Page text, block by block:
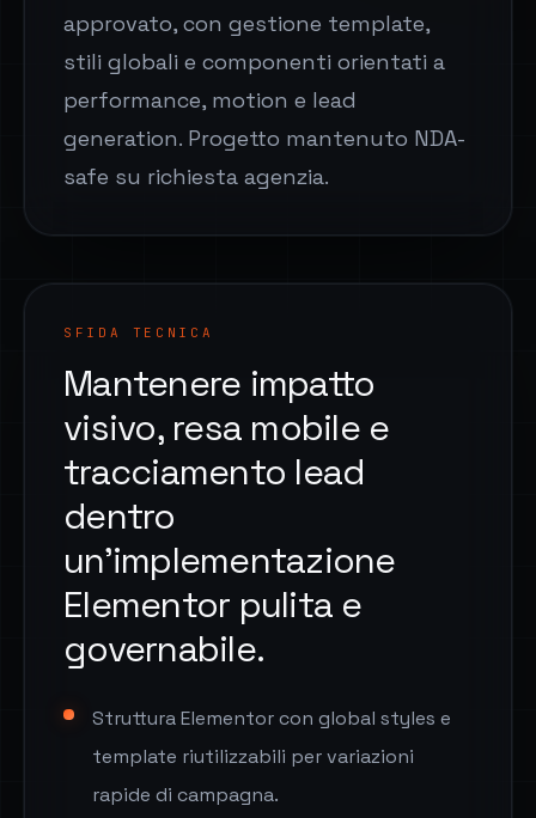
approvato, con gestione template,
stili globali e componenti orientati a
performance, motion e lead
generation. Progetto mantenuto NDA-
safe su richiesta agenzia.
SFIDA TECNICA
Mantenere impatto
visivo, resa mobile e
tracciamento lead
dentro
un'implementazione
Elementor pulita e
governabile.
Struttura Elementor con global styles e
template riutilizzabili per variazioni
rapide di campagna.